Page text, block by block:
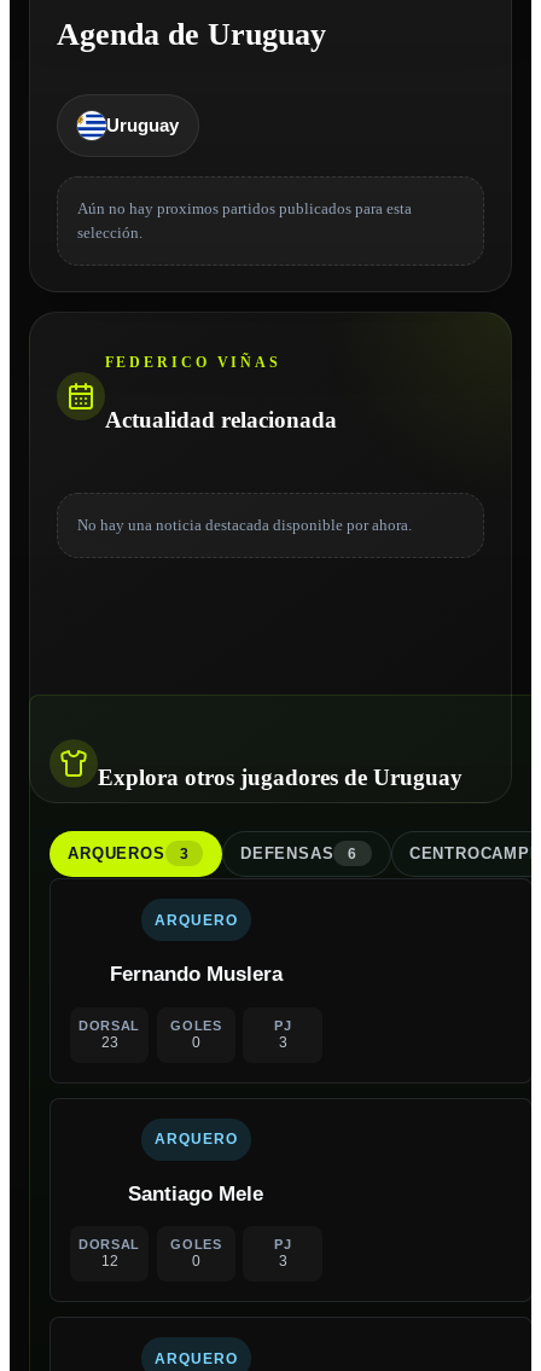
Agenda de Uruguay
Uruguay
Aún no hay proximos partidos publicados para esta
selección.
FEDERICO VIÑAS
Actualidad relacionada
No hay una noticia destacada disponible por ahora.
Explora otros jugadores de Uruguay
ARQUEROS 3 DEFENSAS 6
ARQUERO
Fernando Muslera
DORSAL
23
GOLES
0
PJ
3
ARQUERO
Santiago Mele
DORSAL
12
GOLES
0
PJ
3
ARQUERO